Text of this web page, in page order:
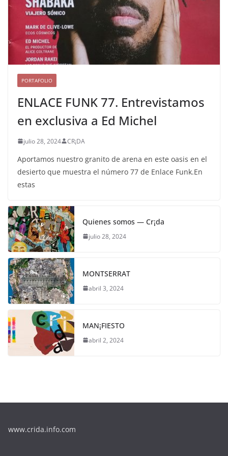
PORTAFOLIO
ENLACE FUNK 77. Entrevistamos
en exclusiva a Ed Michel
julio 28, 2024 CR¡DA
Aportamos nuestro granito de arena en este oasis en el
desierto que muestra el número 77 de Enlace Funk.En
estas
Quienes somos — Cr¡da
julio 28, 2024
MONTSERRAT
abril 3, 2024
MAN¡FIESTO
abril 2, 2024
www.crida.info.com